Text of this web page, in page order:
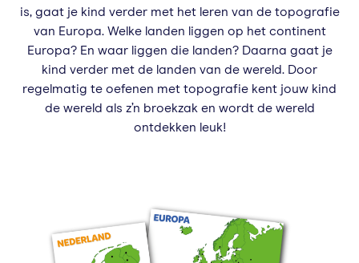
is, gaat je kind verder met het leren van de topografie
van Europa. Welke landen liggen op het continent
Europa? En waar liggen die landen? Daarna gaat je
kind verder met de landen van de wereld. Door
regelmatig te oefenen met topografie kent jouw kind
de wereld als z’n broekzak en wordt de wereld
ontdekken leuk!